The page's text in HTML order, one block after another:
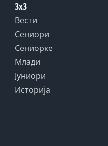
3x3
Вести
Сениори
Сениорке
Млади
Јуниори
Историја